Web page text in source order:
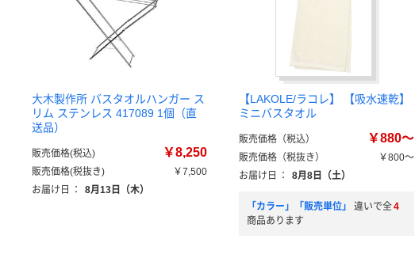
大木製作所 バスタオルハンガー ス
リム ステンレス 417089 1個（直
送品）
販売価格(税込) ￥8,250
販売価格(税抜き)
￥7,500
お届け日
： 8月13日（木）
【LAKOLE/ラコレ】 【吸水速乾】
ミニバスタオル
販売価格（税込） ￥880～
販売価格（税抜き）
￥800～
お届け日
： 8月8日（土）
「カラー」「販売単位」 違いで全4
商品あります